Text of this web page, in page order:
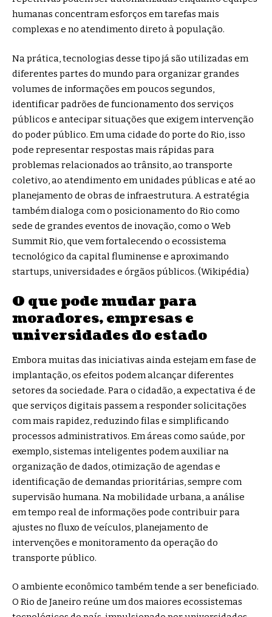
humanas concentram esforços em tarefas mais
complexas e no atendimento direto à população.
Na prática, tecnologias desse tipo já são utilizadas em
diferentes partes do mundo para organizar grandes
volumes de informações em poucos segundos,
identificar padrões de funcionamento dos serviços
públicos e antecipar situações que exigem intervenção
do poder público. Em uma cidade do porte do Rio, isso
pode representar respostas mais rápidas para
problemas relacionados ao trânsito, ao transporte
coletivo, ao atendimento em unidades públicas e até ao
planejamento de obras de infraestrutura. A estratégia
também dialoga com o posicionamento do Rio como
sede de grandes eventos de inovação, como o Web
Summit Rio, que vem fortalecendo o ecossistema
tecnológico da capital fluminense e aproximando
startups, universidades e órgãos públicos. (Wikipédia)
O que pode mudar para
moradores, empresas e
universidades do estado
Embora muitas das iniciativas ainda estejam em fase de
implantação, os efeitos podem alcançar diferentes
setores da sociedade. Para o cidadão, a expectativa é de
que serviços digitais passem a responder solicitações
com mais rapidez, reduzindo filas e simplificando
processos administrativos. Em áreas como saúde, por
exemplo, sistemas inteligentes podem auxiliar na
organização de dados, otimização de agendas e
identificação de demandas prioritárias, sempre com
supervisão humana. Na mobilidade urbana, a análise
em tempo real de informações pode contribuir para
ajustes no fluxo de veículos, planejamento de
intervenções e monitoramento da operação do
transporte público.
O ambiente econômico também tende a ser beneficiado.
O Rio de Janeiro reúne um dos maiores ecossistemas